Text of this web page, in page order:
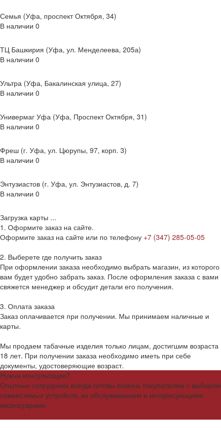
Семья (Уфа, проспект Октября, 34)
В наличии 0
ТЦ Башкирия (Уфа, ул. Менделеева, 205а)
В наличии 0
Ультра (Уфа, Бакалинская улица, 27)
В наличии 0
Универмаг Уфа (Уфа, Проспект Октября, 31)
В наличии 0
Фреш (г‌. Уфа, ул. Цюрупы, 97, корп. 3)
В наличии 0
Энтузиастов (г. Уфа, ул. Энтузиастов, д. 7)
В наличии 0
Загрузка карты ...
1. Оформите заказ на сайте.
Оформите заказ на сайте или по телефону +7 (347) 285-05-05
2. Выберете где получить заказ
При оформлении заказа необходимо выбрать магазин, из которого
вам будет удобно забрать заказ. После оформления заказа с вами
свяжется менеджер и обсудит детали его получения.
3. Оплата заказа
Заказ оплачивается при получении. Мы принимаем наличные и
карты.
Мы продаем табачные изделия только лицам, достигшим возраста
18 лет. При получении заказа необходимо иметь при себе
документы, удостоверяющие возраст.
Нужна консультация?
Опытные сотрудники всегда готовы помочь покупателям с выбором
совместимых устройств, их обслуживанием и интересующими
аксессуарами.